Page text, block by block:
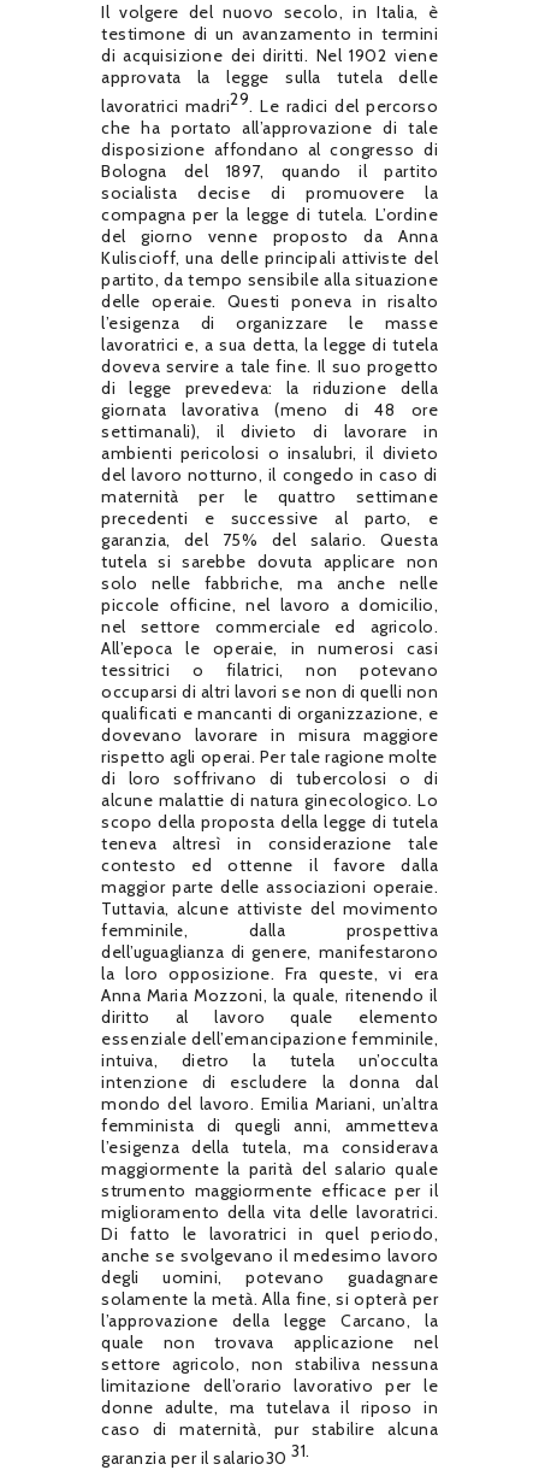
Il volgere del nuovo secolo, in Italia, è
testimone di un avanzamento in termini
di acquisizione dei diritti. Nel 1902 viene
approvata la legge sulla tutela delle
lavoratrici madri29. Le radici del percorso
che ha portato all’approvazione di tale
disposizione affondano al congresso di
Bologna del 1897, quando il partito
socialista decise di promuovere la
compagna per la legge di tutela. L’ordine
del giorno venne proposto da Anna
Kuliscioff, una delle principali attiviste del
partito, da tempo sensibile alla situazione
delle operaie. Questi poneva in risalto
l’esigenza di organizzare le masse
lavoratrici e, a sua detta, la legge di tutela
doveva servire a tale fine. Il suo progetto
di legge prevedeva: la riduzione della
giornata lavorativa (meno di 48 ore
settimanali), il divieto di lavorare in
ambienti pericolosi o insalubri, il divieto
del lavoro notturno, il congedo in caso di
maternità per le quattro settimane
precedenti e successive al parto, e
garanzia, del 75% del salario. Questa
tutela si sarebbe dovuta applicare non
solo nelle fabbriche, ma anche nelle
piccole officine, nel lavoro a domicilio,
nel settore commerciale ed agricolo.
All’epoca le operaie, in numerosi casi
tessitrici o filatrici, non potevano
occuparsi di altri lavori se non di quelli non
qualificati e mancanti di organizzazione, e
dovevano lavorare in misura maggiore
rispetto agli operai. Per tale ragione molte
di loro soffrivano di tubercolosi o di
alcune malattie di natura ginecologico. Lo
scopo della proposta della legge di tutela
teneva altresì in considerazione tale
contesto ed ottenne il favore dalla
maggior parte delle associazioni operaie.
Tuttavia, alcune attiviste del movimento
femminile, dalla prospettiva
dell’uguaglianza di genere, manifestarono
la loro opposizione. Fra queste, vi era
Anna Maria Mozzoni, la quale, ritenendo il
diritto al lavoro quale elemento
essenziale dell’emancipazione femminile,
intuiva, dietro la tutela un’occulta
intenzione di escludere la donna dal
mondo del lavoro. Emilia Mariani, un’altra
femminista di quegli anni, ammetteva
l’esigenza della tutela, ma considerava
maggiormente la parità del salario quale
strumento maggiormente efficace per il
miglioramento della vita delle lavoratrici.
Di fatto le lavoratrici in quel periodo,
anche se svolgevano il medesimo lavoro
degli uomini, potevano guadagnare
solamente la metà. Alla fine, si opterà per
l’approvazione della legge Carcano, la
quale non trovava applicazione nel
settore agricolo, non stabiliva nessuna
limitazione dell’orario lavorativo per le
donne adulte, ma tutelava il riposo in
caso di maternità, pur stabilire alcuna
garanzia per il salario30 31.